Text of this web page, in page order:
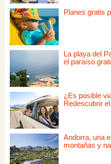
Planes gratis
La playa del
el paraíso
¿Es posible
Redescubrir
Andorra, una
montañas y